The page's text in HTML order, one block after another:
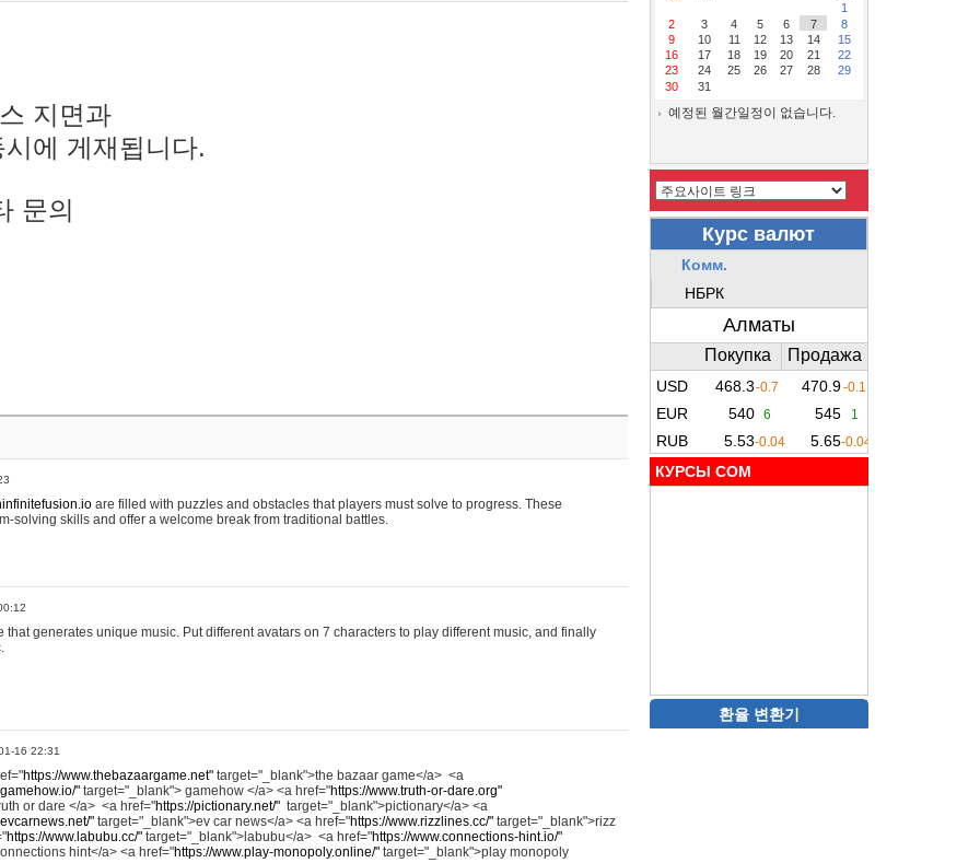
지면과
에 게재됩니다.
문의
are filled with puzzles and obstacles that players must solve to progress. These
solving skills and offer a welcome break from traditional battles.
that generates unique music. Put different avatars on 7 characters to play different music, and finally
16 22:31
https://www.thebazaargame.net" target="_blank">the bazaar game</a> <a
" target="_blank"> gamehow </a> <a href="https://www.truth-or-dare.org"
or dare </a> <a href="https://pictionary.net/" target="_blank">pictionary</a> <a
" target="_blank">ev car news</a> <a href="https://www.rizzlines.cc/" target="_blank">rizz
https://www.labubu.cc/" target="_blank">labubu</a> <a href="https://www.connections-hint.io/"
hint</a> <a href="https://www.play-monopoly.online/" target="_blank">play monopoly
1
2
3 4 5 6 7
8
9
10 11 12 13 14
15
16
17 18 19 20 21
22
23
24 25 26 27 28
29
30
31
예정된 월간일정이 없습니다.
КУРСЫ COM
환율 변환기